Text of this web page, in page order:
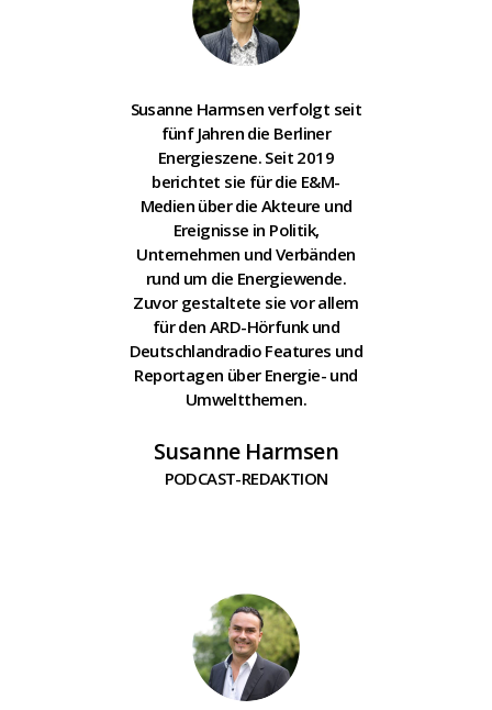
Susanne Harmsen verfolgt seit
fünf Jahren die Berliner
Energieszene. Seit 2019
berichtet sie für die E&M-
Medien über die Akteure und
Ereignisse in Politik,
Unternehmen und Verbänden
rund um die Energiewende.
Zuvor gestaltete sie vor allem
für den ARD-Hörfunk und
Deutschlandradio Features und
Reportagen über Energie- und
Umweltthemen.
Susanne Harmsen
PODCAST-REDAKTION